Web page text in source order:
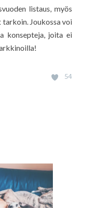
listaus, myös
Joukossa voi
konsepteja, joita ei
54